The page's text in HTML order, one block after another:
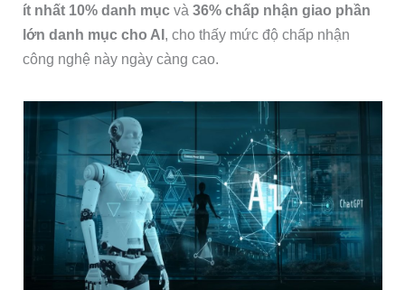
ít nhất 10% danh mục và36% chấp nhận giao phần
lớn danh mục cho AI, cho thấy mức độ chấp nhận
công nghệ này ngày càng cao.